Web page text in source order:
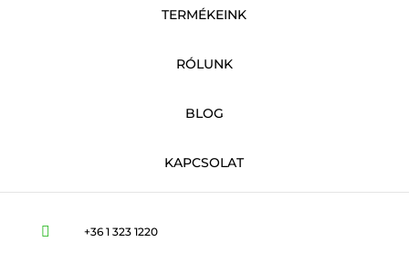
TERMÉKEINK
RÓLUNK
BLOG
KAPCSOLAT
 +36 1 323 1220